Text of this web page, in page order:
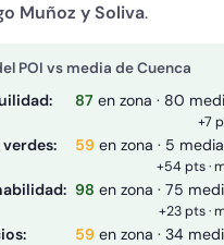
Muñoz y Soliva.
POI vs media de Cuenca
87 en zona · 80
+7
verdes: 59 en zona · 5
+54 pts ·
98 en zona · 75
+23 pts ·
59 en zona · 34